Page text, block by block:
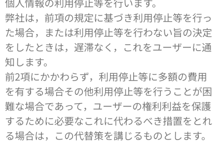
弊社は，前項の規定に基づき利用停止等を行っ
た場合，または利用停止等を行わない旨の決定
をしたときは，遅滞なく，これをユーザーに通
知します。
前2項にかかわらず，利用停止等に多額の費用
を有する場合その他利用停止等を行うことが困
難な場合であって，ユーザーの権利利益を保護
するために必要なこれに代わるべき措置をとれ
る場合は，この代替策を講じるものとします。